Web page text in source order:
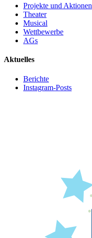
Projekte und Aktionen
Theater
Musical
Wettbewerbe
AGs
Aktuelles
Berichte
Instagram-Posts